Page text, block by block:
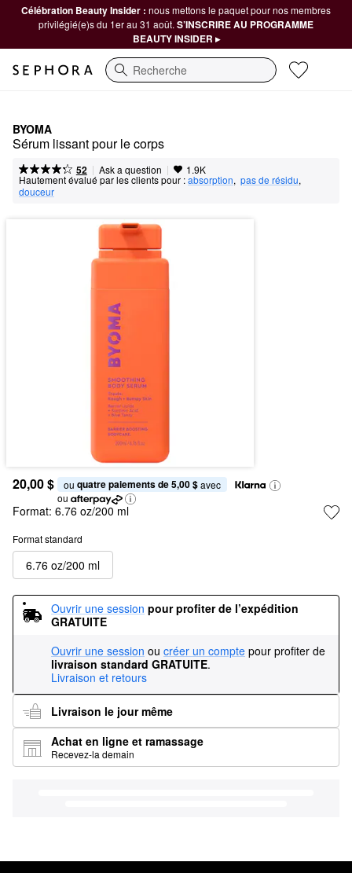
Célébration Beauty Insider : nous mettons le paquet pour nos membres
privilégié(e)s du 1er au 31 août. S’INSCRIRE AU PROGRAMME
BEAUTY INSIDER ▸
Recherche
BYOMA
Sérum lissant pour le corps
52 | Ask a question | 1.9K
Hautement évalué par les clients pour :absorption, pas de résidu,
douceur
20,00 $ ou quatre paiements de 5,00 $ avec
ou
Format: 6.76 oz/200 ml
Format standard
6.76 oz/200 ml
Ouvrir une session pour profiter de l’expédition
GRATUITE
Ouvrir une session ou créer un compte pour profiter de
livraison standard GRATUITE.
Livraison et retours
Livraison le jour même
Achat en ligne et ramassage
Recevez-la demain